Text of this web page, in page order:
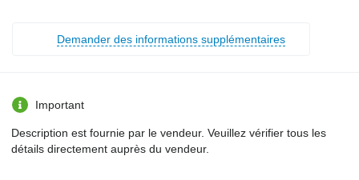
Demander des informations supplémentaires
Important
Description est fournie par le vendeur. Veuillez vérifier tous les
détails directement auprès du vendeur.